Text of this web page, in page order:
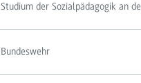
Studium der Sozialpädagogik an
Bundeswehr